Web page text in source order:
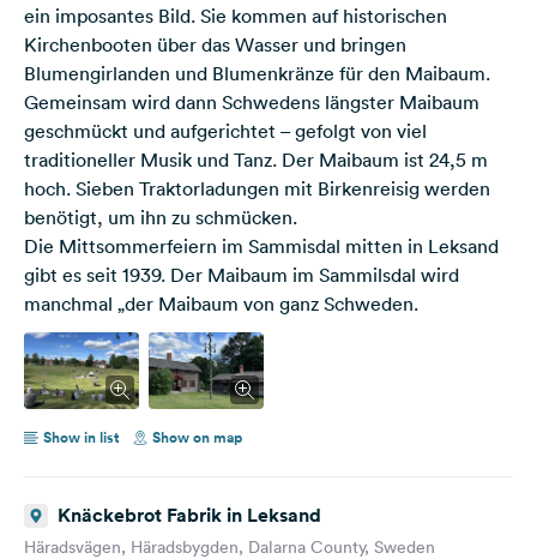
ein imposantes Bild. Sie kommen auf historischen
Kirchenbooten über das Wasser und bringen
Blumengirlanden und Blumenkränze für den Maibaum.
Gemeinsam wird dann Schwedens längster Maibaum
geschmückt und aufgerichtet – gefolgt von viel
traditioneller Musik und Tanz. Der Maibaum ist 24,5 m
hoch. Sieben Traktorladungen mit Birkenreisig werden
benötigt, um ihn zu schmücken.
Die Mittsommerfeiern im Sammisdal mitten in Leksand
gibt es seit 1939. Der Maibaum im Sammilsdal wird
manchmal „der Maibaum von ganz Schweden.
Show in list Show on map
Knäckebrot Fabrik in Leksand
Häradsvägen, Häradsbygden, Dalarna County, Sweden